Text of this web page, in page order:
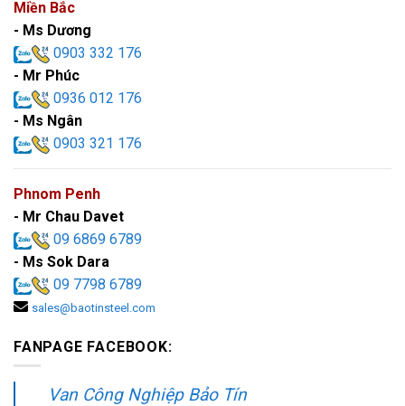
Miền Bắc
- Ms Dương
0903 332 176
- Mr Phúc
0936 012 176
- Ms Ngân
0903 321 176
Phnom Penh
- Mr Chau Davet
09 6869 6789
- Ms Sok Dara
09 7798 6789
sales@baotinsteel.com
FANPAGE FACEBOOK:
Van Công Nghiệp Bảo Tín